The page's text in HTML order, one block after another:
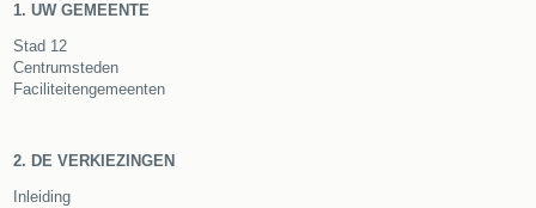
1. UW GEMEENTE
Stad 12
Centrumsteden
Faciliteitengemeenten
2. DE VERKIEZINGEN
Inleiding